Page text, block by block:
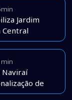
Jardim
Central
Naviraí
de